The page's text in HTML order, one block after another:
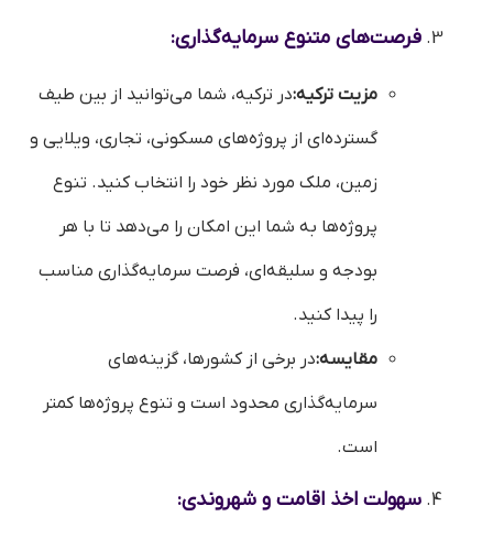
فرصت‌های متنوع سرمایه‌گذاری:
مزیت ترکیه:در ترکیه، شما می‌توانید از بین طیف
گسترده‌ای از پروژه‌های مسکونی، تجاری، ویلایی و
زمین، ملک مورد نظر خود را انتخاب کنید. تنوع
پروژه‌ها به شما این امکان را می‌دهد تا با هر
بودجه و سلیقه‌ای، فرصت سرمایه‌گذاری مناسب
را پیدا کنید.
مقایسه:در برخی از کشورها، گزینه‌های
سرمایه‌گذاری محدود است و تنوع پروژه‌ها کمتر
است.
سهولت اخذ اقامت و شهروندی: